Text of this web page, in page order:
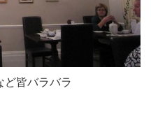
ど皆バラバラ